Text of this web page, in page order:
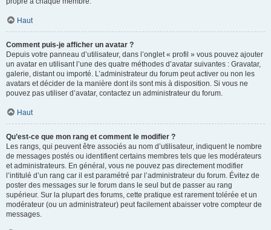
Haut
Comment puis-je afficher un avatar ?
Depuis votre panneau d’utilisateur, dans l’onglet « profil » vous pouvez ajouter
un avatar en utilisant l’une des quatre méthodes d’avatar suivantes : Gravatar,
galerie, distant ou importé. L’administrateur du forum peut activer ou non les
avatars et décider de la manière dont ils sont mis à disposition. Si vous ne
pouvez pas utiliser d’avatar, contactez un administrateur du forum.
Haut
Qu’est-ce que mon rang et comment le modifier ?
Les rangs, qui peuvent être associés au nom d’utilisateur, indiquent le nombre
de messages postés ou identifient certains membres tels que les modérateurs
et administrateurs. En général, vous ne pouvez pas directement modifier
l’intitulé d’un rang car il est paramétré par l’administrateur du forum. Évitez de
poster des messages sur le forum dans le seul but de passer au rang
supérieur. Sur la plupart des forums, cette pratique est rarement tolérée et un
modérateur (ou un administrateur) peut facilement abaisser votre compteur de
messages.